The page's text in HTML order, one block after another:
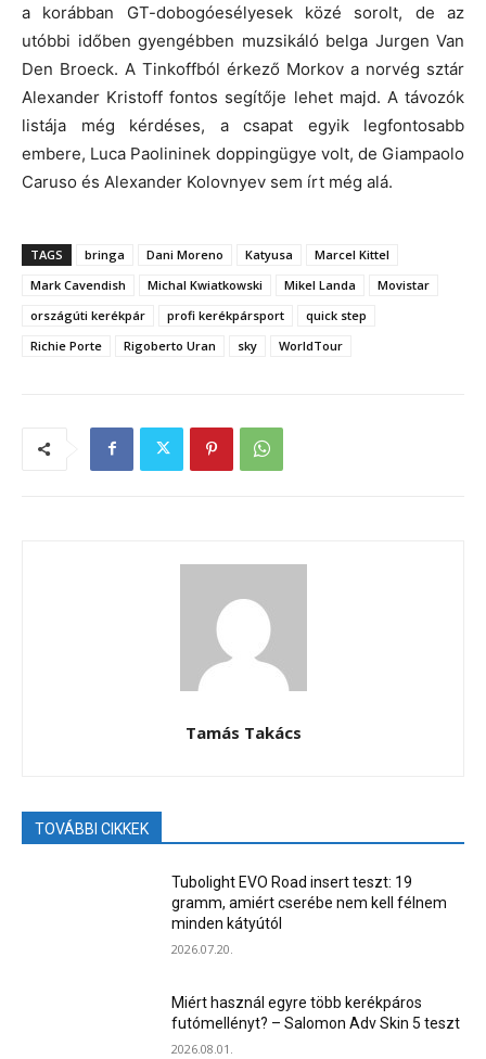
a korábban GT-dobogóesélyesek közé sorolt, de az
utóbbi időben gyengébben muzsikáló belga Jurgen Van
Den Broeck. A Tinkoffból érkező Morkov a norvég sztár
Alexander Kristoff fontos segítője lehet majd. A távozók
listája még kérdéses, a csapat egyik legfontosabb
embere, Luca Paolininek doppingügye volt, de Giampaolo
Caruso és Alexander Kolovnyev sem írt még alá.
TAGS bringa Dani Moreno Katyusa
Marcel Kittel
Mark Cavendish
Michal Kwiatkowski Mikel Landa
Movistar
országúti kerékpár
profi kerékpársport
quick step
Richie Porte
Rigoberto Uran sky WorldTour
Tamás Takács
TOVÁBBI CIKKEK
Tubolight EVO Road insert teszt: 19
gramm, amiért cserébe nem kell félnem
minden kátyútól
2026.07.20.
Miért használ egyre több kerékpáros
futómellényt? – Salomon Adv Skin 5 teszt
2026.08.01.